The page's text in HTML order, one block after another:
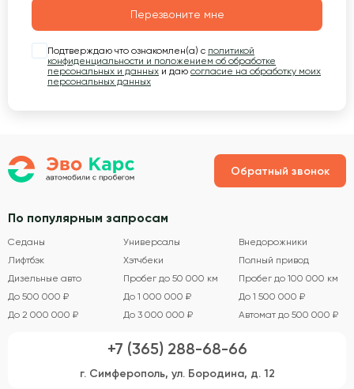
Перезвоните мне
Подтверждаю что ознакомлен(а) с политикой
конфиденциальности и положением об обработке
персональных и данных и даю согласие на обработку моих
персональных данных
Обратный звонок
По популярным запросам
Седаны Универсалы
Внедорожники
Лифтбэк
Хэтчбеки
Полный привод
Дизельные авто
Пробег до 50 000 км
Пробег до 100 000 км
До 500 000 ₽
До 1 000 000 ₽
До 1 500 000 ₽
До 2 000 000 ₽
До 3 000 000 ₽ Автомат до 500 000 ₽
+7 (365) 288-68-66
г. Симферополь, ул. Бородина, д. 12